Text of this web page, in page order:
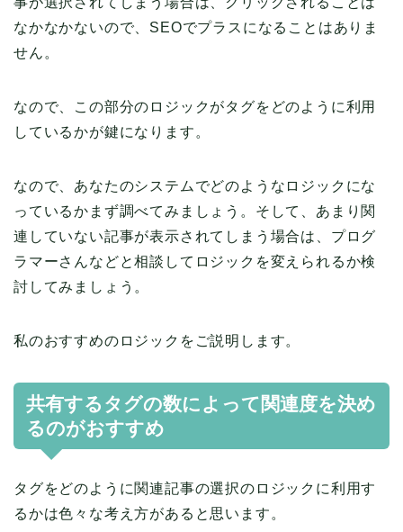
なかなかないので、SEOでプラスになることはありま
せん。
なので、この部分のロジックがタグをどのように利用
しているかが鍵になります。
なので、あなたのシステムでどのようなロジックにな
っているかまず調べてみましょう。そして、あまり関
連していない記事が表示されてしまう場合は、プログ
ラマーさんなどと相談してロジックを変えられるか検
討してみましょう。
私のおすすめのロジックをご説明します。
共有するタグの数によって関連度を決め
るのがおすすめ
タグをどのように関連記事の選択のロジックに利用す
るかは色々な考え方があると思います。